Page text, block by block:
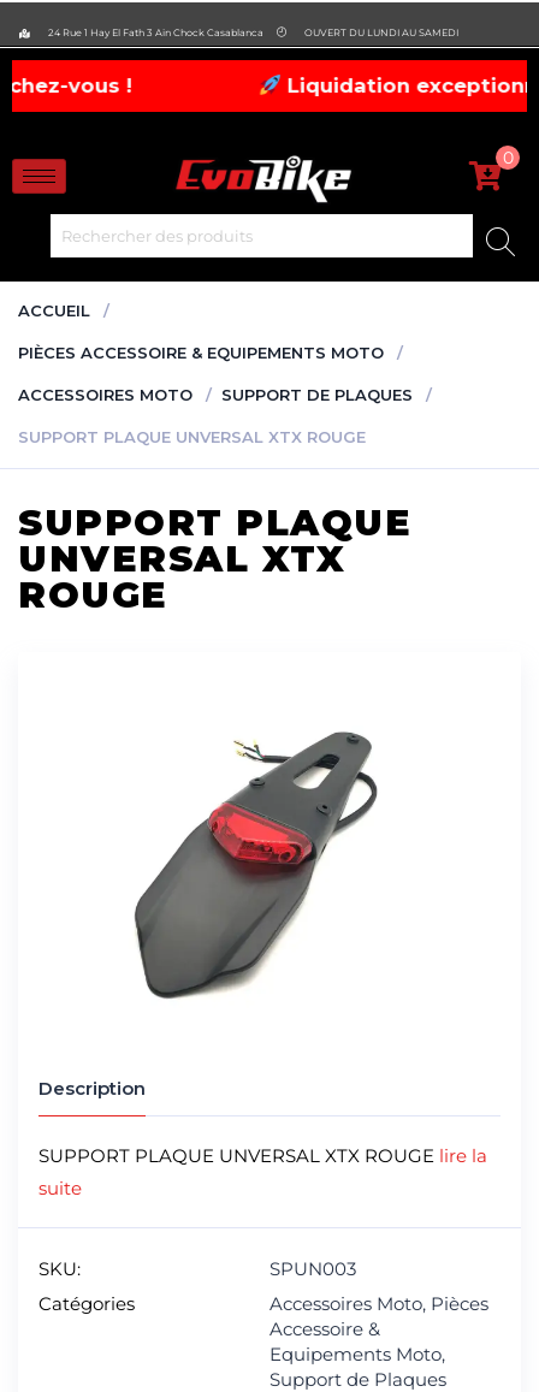
24 Rue 1 Hay El Fath 3 Ain Chock Casablanca OUVERT DU LUNDI AU SAMEDI
! Liquidation exceptionnelle :
0
ACCUEIL
PIÈCES ACCESSOIRE & EQUIPEMENTS MOTO
ACCESSOIRES MOTO SUPPORT DE PLAQUES
SUPPORT PLAQUE UNVERSAL XTX ROUGE
SUPPORT PLAQUE
UNVERSAL XTX
ROUGE
Description
SUPPORT PLAQUE UNVERSAL XTX ROUGE lire la
suite
SKU:
SPUN003
Catégories
Accessoires Moto, Pièces
Accessoire &
Equipements Moto,
Support de Plaques